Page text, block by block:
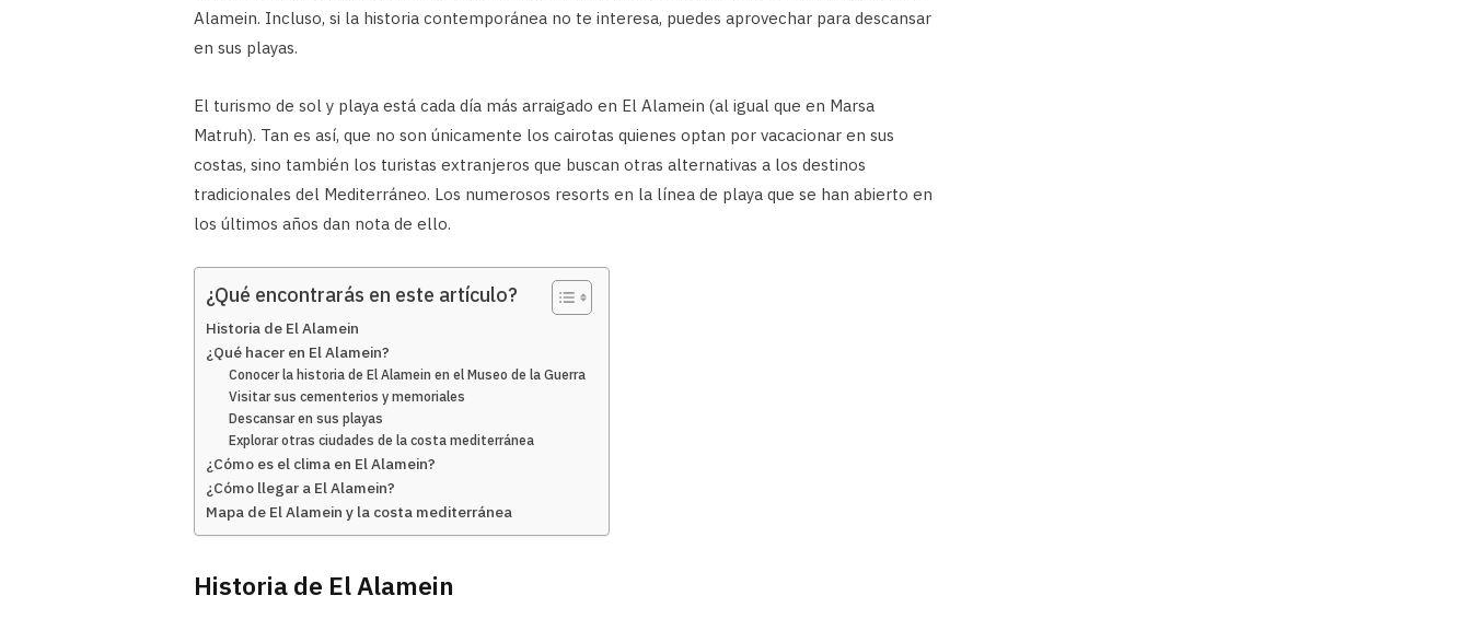
Alamein. Incluso, si la historia contemporánea no te interesa, puedes aprovechar para descansar
en sus playas.
El turismo de sol y playa está cada día más arraigado en El Alamein (al igual que en Marsa
Matruh). Tan es así, que no son únicamente los cairotas quienes optan por vacacionar en sus
costas, sino también los turistas extranjeros que buscan otras alternativas a los destinos
tradicionales del Mediterráneo. Los numerosos resorts en la línea de playa que se han abierto en
los últimos años dan nota de ello.
¿Qué encontrarás en este artículo?
Historia de El Alamein
¿Qué hacer en El Alamein?
Conocer la historia de El Alamein en el Museo de la Guerra
Visitar sus cementerios y memoriales
Descansar en sus playas
Explorar otras ciudades de la costa mediterránea
¿Cómo es el clima en El Alamein?
¿Cómo llegar a El Alamein?
Mapa de El Alamein y la costa mediterránea
Historia de El Alamein